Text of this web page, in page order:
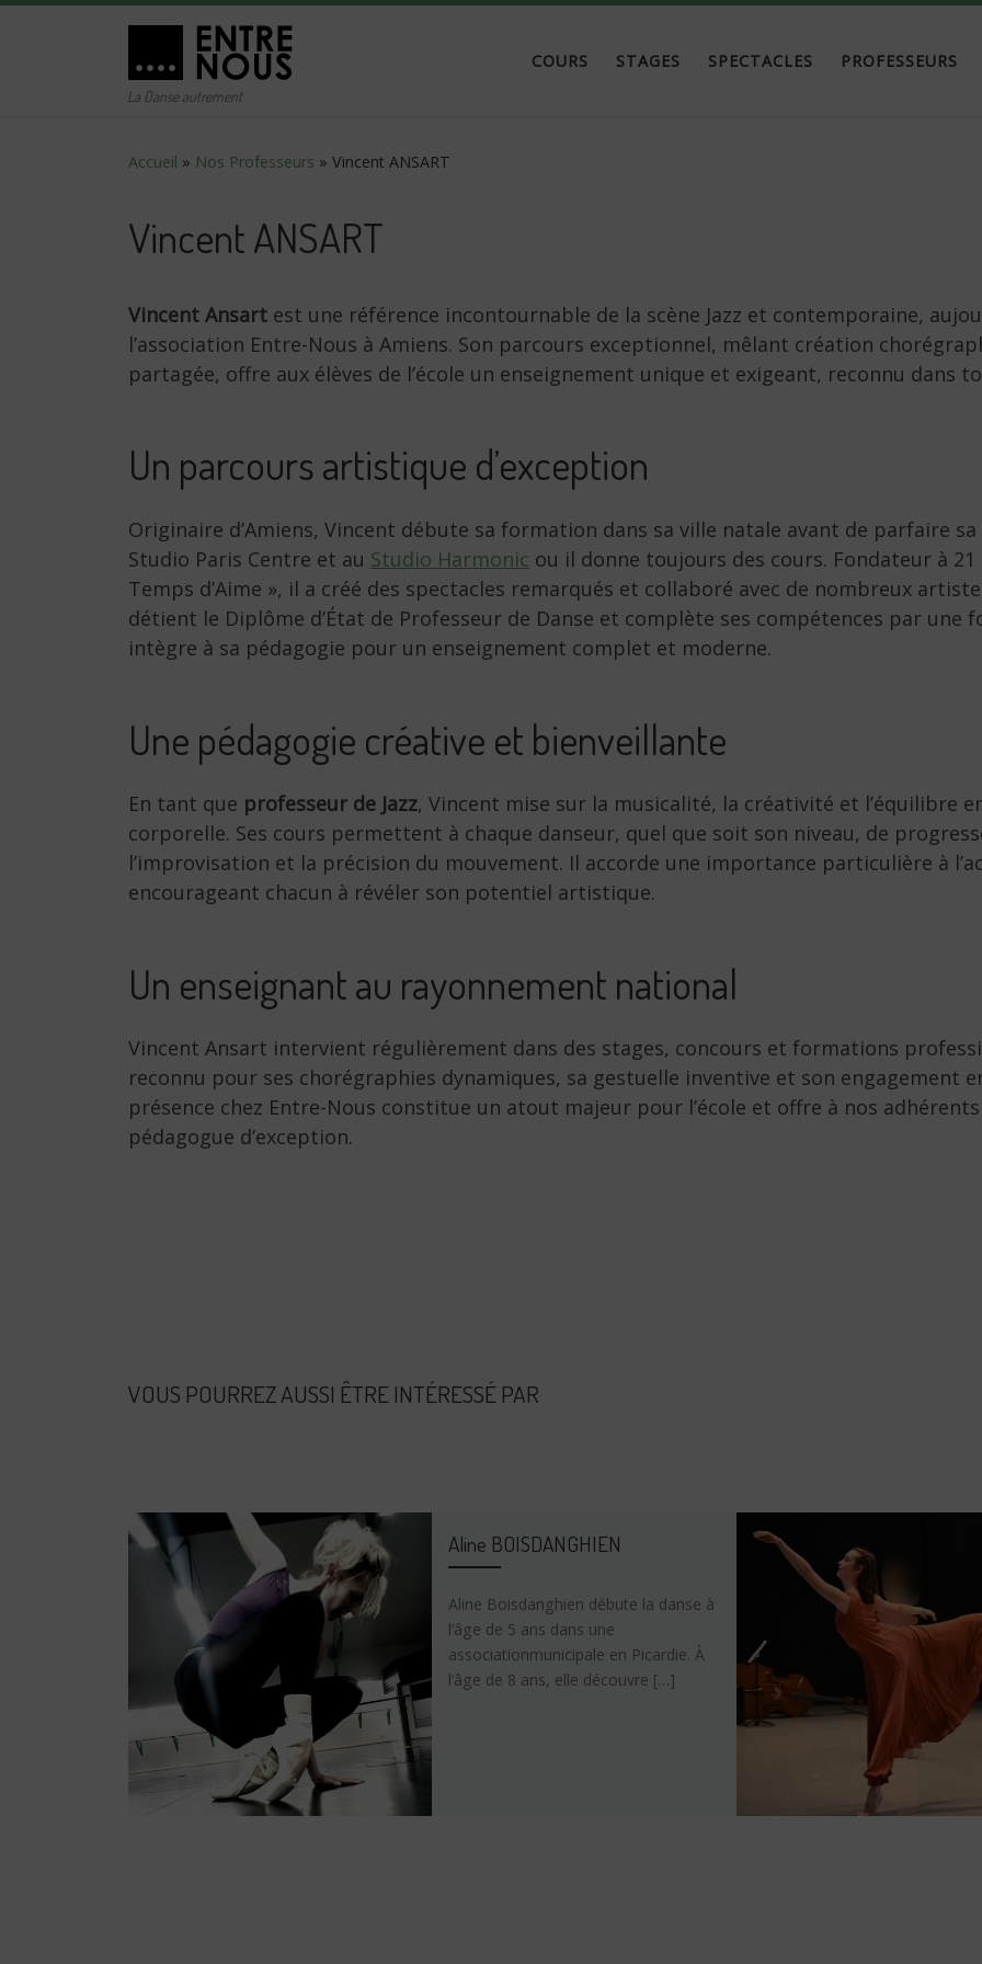
Passer au contenu
La Danse autrement
COURS STAGES SPECTACLES PROFESSEURS
Accueil » Nos Professeurs » Vincent ANSART
Vincent ANSART
Vincent Ansart est une référence incontournable de la scène Jazz et contemporaine,
l’association Entre-Nous à Amiens. Son parcours exceptionnel, mêlant création
partagée, offre aux élèves de l’école un enseignement unique et exigeant, reconnu dans
Un parcours artistique d’exception
Originaire d’Amiens, Vincent débute sa formation dans sa ville natale avant de parfaire
Studio Paris Centre et au Studio Harmonic ou il donne toujours des cours. Fondateur à
Temps d’Aime », il a créé des spectacles remarqués et collaboré avec de nombreux
détient le Diplôme d’État de Professeur de Danse et complète ses compétences par une
intègre à sa pédagogie pour un enseignement complet et moderne.
Une pédagogie créative et bienveillante
En tant que professeur de Jazz, Vincent mise sur la musicalité, la créativité et l’équilibre
corporelle. Ses cours permettent à chaque danseur, quel que soit son niveau, de
l’improvisation et la précision du mouvement. Il accorde une importance particulière à
encourageant chacun à révéler son potentiel artistique.
Un enseignant au rayonnement national
Vincent Ansart intervient régulièrement dans des stages, concours et formations
reconnu pour ses chorégraphies dynamiques, sa gestuelle inventive et son engagement
présence chez Entre-Nous constitue un atout majeur pour l’école et offre à nos
pédagogue d’exception.
VOUS POURREZ AUSSI ÊTRE INTÉRESSÉ PAR
Aline BOISDANGHIEN
Aline Boisdanghien débute la danse à
l’âge de 5 ans dans une
associationmunicipale en Picardie. À
l’âge de 8 ans, elle découvre […]